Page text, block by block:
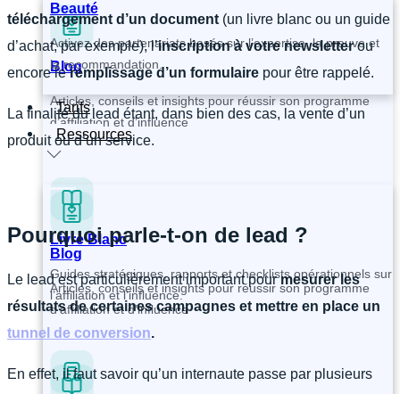
Blog
Articles, conseils et insights pour réussir son programme
d’affiliation et d’influence
Livre Blanc
Guides stratégiques, rapports et checklists opérationnels sur
l’affiliation et l’influence.
Beauté
Activez des partenariats basés sur l’expertise, la preuve et
la recommandation.
Tarifs
Ressources
Blog
Articles, conseils et insights pour réussir son programme
d’affiliation et d’influence
téléchargement d’un document (un livre blanc ou un guide
d’achat, par exemple), l’inscription à votre newsletterou
encore leremplissage d’un formulaire pour être rappelé.
La finalité du lead étant, dans bien des cas, la vente d’un
produit ou d’un service.
Pourquoi parle-t-on de lead ?
Le lead est particulièrement important pourmesurer les
résultats de certaines campagnes et mettre en place un
tunnel de conversion.
En effet, il faut savoir qu’un internaute passe par plusieurs